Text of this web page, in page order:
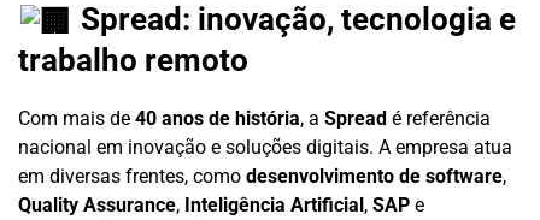
Spread: inovação, tecnologia e
trabalho remoto
Com mais de 40 anos de história, a Spread é referência
nacional em inovação e soluções digitais. A empresa atua
em diversas frentes, como desenvolvimento de software,
Quality Assurance, Inteligência Artificial , SAP e